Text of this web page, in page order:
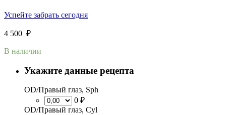
Успейте забрать сегодня
4 500 ₽
В наличии
Укажите данные рецепта
OD/Правый глаз, Sph
0 ₽
OD/Правый глаз, Cyl